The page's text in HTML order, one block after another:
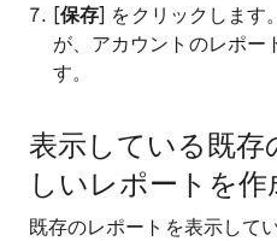
[保存] をクリックします
が、アカウントのレポー
す。
表示している既
しいレポートを作
既存のレポートを表示して